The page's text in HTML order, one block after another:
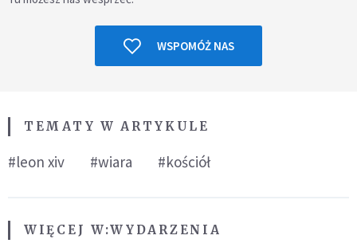
WSPOMÓŻ NAS
TEMATY W ARTYKULE
#leon xiv #wiara #kościół
WIĘCEJ W:WYDARZENIA